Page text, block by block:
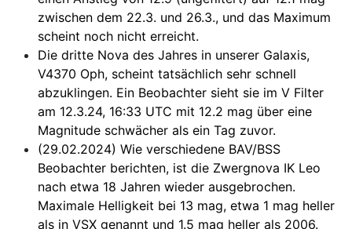
zwischen dem 22.3. und 26.3., und das Maximum
scheint noch nicht erreicht.
Die dritte Nova des Jahres in unserer Galaxis,
V4370 Oph, scheint tatsächlich sehr schnell
abzuklingen. Ein Beobachter sieht sie im V Filter
am 12.3.24, 16:33 UTC mit 12.2 mag über eine
Magnitude schwächer als ein Tag zuvor.
(29.02.2024) Wie verschiedene BAV/BSS
Beobachter berichten, ist die Zwergnova IK Leo
nach etwa 18 Jahren wieder ausgebrochen.
Maximale Helligkeit bei 13 mag, etwa 1 mag heller
als in VSX genannt und 1.5 mag heller als 2006.